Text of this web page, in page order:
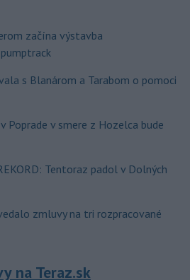
začína výstavba
s Blanárom a Tarabom o pomoci
Poprade v smere z Hozelca bude
Tentoraz padol v Dolných
zmluvy na tri rozpracované
na Teraz.sk